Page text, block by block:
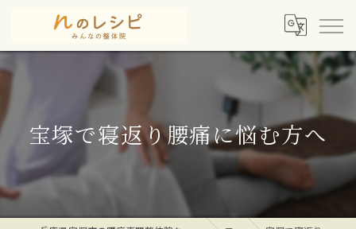
宝塚で寝返り腰痛に悩む方へ